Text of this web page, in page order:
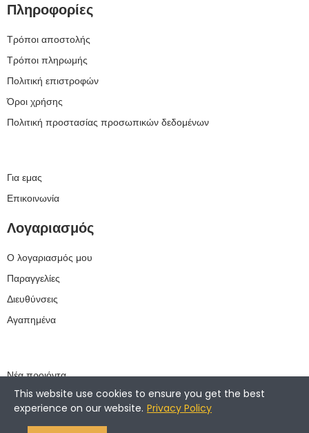
Πληροφορίες
Τρόποι αποστολής
Τρόποι πληρωμής
Πολιτική επιστροφών
Όροι χρήσης
Πολιτική προστασίας προσωπικών δεδομένων
Για εμας
Επικοινωνία
Λογαριασμός
Ο λογαριασμός μου
Παραγγελίες
Διευθύνσεις
Αγαπημένα
Νέα προιόντα
Best Sellers
Προσφορές
This website use cookies to ensure you get the best
experience on our website. Privacy Policy